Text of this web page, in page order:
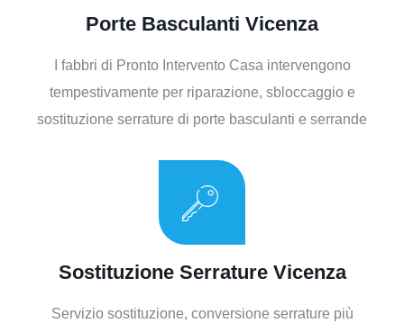
Porte Basculanti Vicenza
I fabbri di Pronto Intervento Casa intervengono
tempestivamente per riparazione, sbloccaggio e
sostituzione serrature di porte basculanti e serrande
Sostituzione Serrature Vicenza​
Servizio sostituzione, conversione serrature più